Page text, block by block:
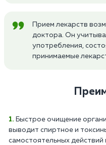
Прием лекарств
доктора. Он
употребления,
принимаемые
Быстрое очищение
выводит спиртное и
самостоятельных